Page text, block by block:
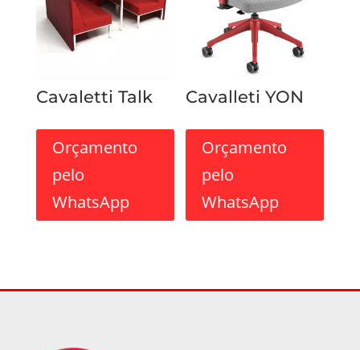
Cavaletti Talk
Orçamento
pelo
WhatsApp
Cavalleti YON
Orçamento
pelo
WhatsApp